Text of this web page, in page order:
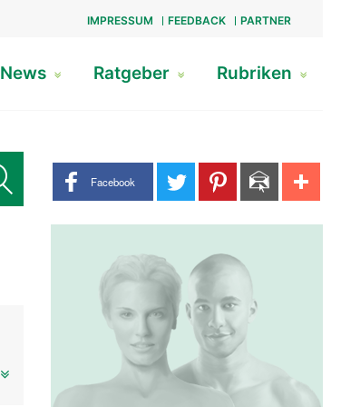
IMPRESSUM FEEDBACK PARTNER
News Ratgeber Rubriken
Share buttons
Facebook